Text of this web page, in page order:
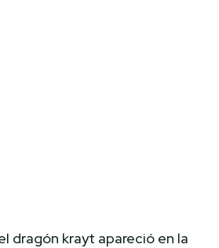
dragón krayt apareció en la